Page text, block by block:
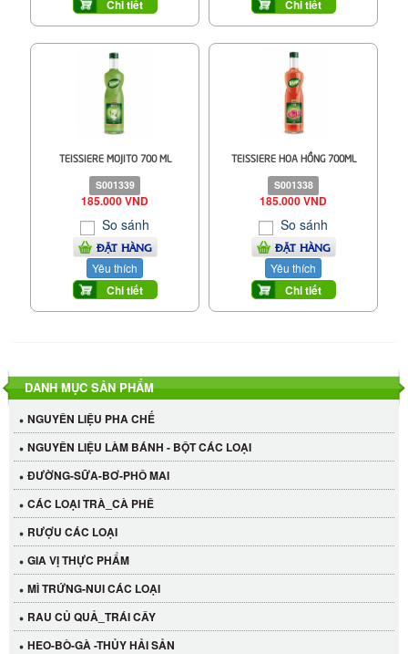
Chi tiết Chi tiết
TEISSIERE MOJITO 700 ML
S001339
185.000 VND
So sánh
ĐẶT HÀNG
Yêu thích
Chi tiết
TEISSIERE HOA HỒNG 700ML
S001338
185.000 VND
So sánh
ĐẶT HÀNG
Yêu thích
Chi tiết
DANH MỤC SẢN PHẨM
NGUYÊN LIỆU PHA CHẾ
NGUYÊN LIỆU LÀM BÁNH - BỘT CÁC LOẠI
ĐƯỜNG-SỮA-BƠ-PHÔ MAI
CÁC LOẠI TRÀ_CÀ PHÊ
RƯỢU CÁC LOẠI
GIA VỊ THỰC PHẨM
MÌ TRỨNG-NUI CÁC LOẠI
RAU CỦ QUẢ_TRÁI CÂY
HEO-BÒ-GÀ -THỦY HẢI SẢN